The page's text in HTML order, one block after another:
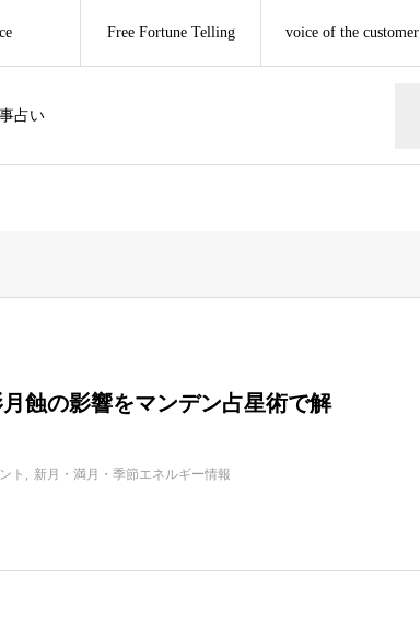
占い
Free Fortune Telling voice of the customer
蝕の影響をマンデン占星術で解
ト 新月・満月・季節エネルギー情報